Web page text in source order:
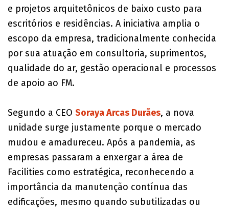
e projetos arquitetônicos de baixo custo para
escritórios e residências. A iniciativa amplia o
escopo da empresa, tradicionalmente conhecida
por sua atuação em consultoria, suprimentos,
qualidade do ar, gestão operacional e processos
de apoio ao FM.
Segundo a CEO Soraya Arcas Durães, a nova
unidade surge justamente porque o mercado
mudou e amadureceu. Após a pandemia, as
empresas passaram a enxergar a área de
Facilities como estratégica, reconhecendo a
importância da manutenção contínua das
edificações, mesmo quando subutilizadas ou